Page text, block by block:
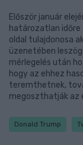
Először január
határozatlan
oldal tulajdonosa
üzenetében
mérlegelés után
hogy az ehhez
teremthetnek,
megoszthatják az
Donald Trump